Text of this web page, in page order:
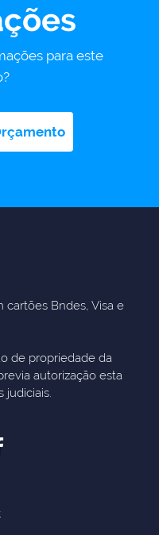
para este
Bndes, Visa e
de propriedade da
autorização esta
judiciais.